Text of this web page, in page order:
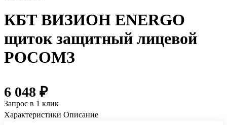
КБТ ВИЗИОН ENERGO
щиток защитный лицевой
РОСОМЗ
6 048 ₽
Запрос в 1 клик
Характеристики Описание